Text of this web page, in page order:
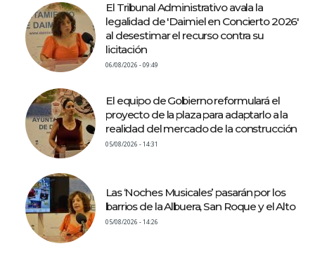
El Tribunal Administrativo avala la
legalidad de 'Daimiel en Concierto 2026'
al desestimar el recurso contra su
licitación
06/08/2026 - 09:49
El equipo de Gobierno reformulará el
proyecto de la plaza para adaptarlo a la
realidad del mercado de la construcción
05/08/2026 - 14:31
Las ‘Noches Musicales’ pasarán por los
barrios de la Albuera, San Roque y el Alto
05/08/2026 - 14:26